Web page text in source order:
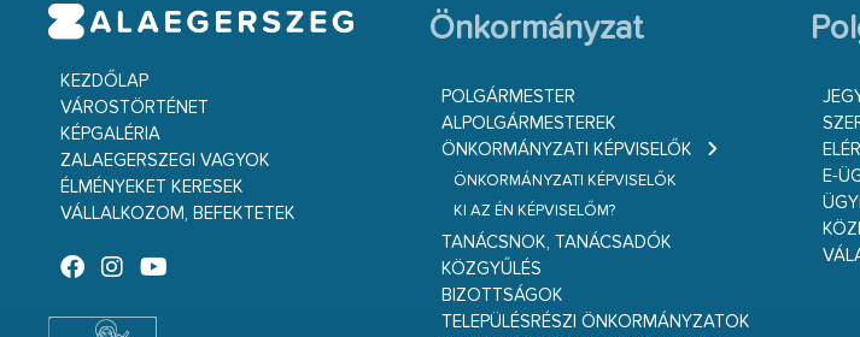
KEZDŐLAP
VÁROSTÖRTÉNET
KÉPGALÉRIA
ZALAEGERSZEGI VAGYOK
ÉLMÉNYEKET KERESEK
VÁLLALKOZOM, BEFEKTETEK
Önkormányzat
POLGÁRMESTER
ALPOLGÁRMESTEREK
ÖNKORMÁNYZATI KÉPVISELŐK
ÖNKORMÁNYZATI KÉPVISELŐK
KI AZ ÉN KÉPVISELŐM?
TANÁCSNOK, TANÁCSADÓK
KÖZGYŰLÉS
BIZOTTSÁGOK
TELEPÜLÉSRÉSZI ÖNKORMÁNYZATOK
E-